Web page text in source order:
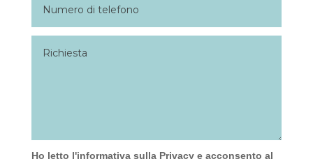
Ho letto l'informativa sulla Privacy e acconsento al